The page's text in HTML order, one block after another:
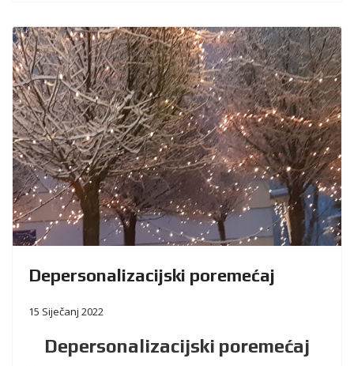
Depersonalizacijski poremećaj
15 Siječanj 2022
Depersonalizacijski poremećaj